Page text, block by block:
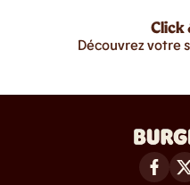
Click
Découvrez votre